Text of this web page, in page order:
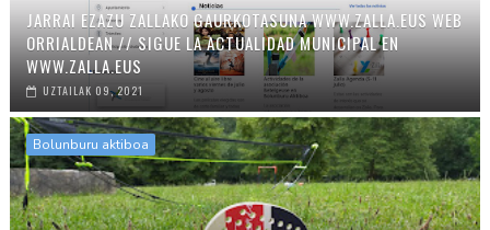
JARRAI EZAZU ZALLAKO GAURKOTASUNA WWW.ZALLA.EUS WEB
ORRIALDEAN // SIGUE LA ACTUALIDAD MUNICIPAL EN
WWW.ZALLA.EUS
UZTAILAK 09, 2021
Bolunburu aktiboa